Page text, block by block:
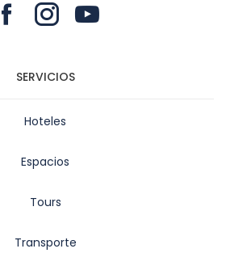
SERVICIOS
Hoteles
Espacios
Tours
Transporte